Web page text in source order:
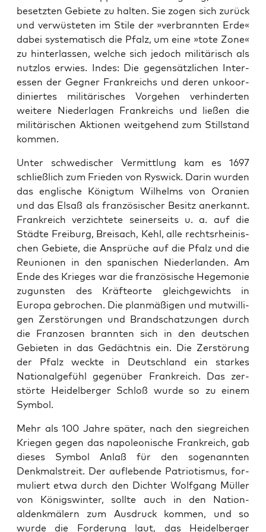
beset­zten Gebi­ete zu hal­ten. Sie zogen sich zurück
und ver­wüsteten im Stile der »ver­bran­nten Erde«
dabei sys­tem­a­tisch die Pfalz, um eine »tote Zone«
zu hin­ter­lassen, welche sich jedoch mil­itärisch als
nut­z­los erwies. Indes: Die gegen­sät­zlichen Inter­
essen der Geg­n­er Frankre­ichs und deren unko­or­
diniertes mil­itärisches Vorge­hen ver­hin­derten
weit­ere Nieder­la­gen Frankre­ichs und ließen die
mil­itärischen Aktio­nen weit­ge­hend zum Still­stand
kom­men.
Unter schwedis­ch­er Ver­mit­tlung kam es 1697
schließlich zum Frieden von Ryswick. Darin wur­den
das englis­che König­tum Wil­helms von Oranien
und das Elsaß als franzö­sis­ch­er Besitz anerkan­nt.
Frankre­ich verzichtete sein­er­seits u. a. auf die
Städte Freiburg, Breisach, Kehl, alle recht­srheinis­
chen Gebi­ete, die Ansprüche auf die Pfalz und die
Reunio­nen in den spanis­chen Nieder­lan­den. Am
Ende des Krieges war die franzö­sis­che Hege­monie
zugun­sten des Kräf­te­orte gle­ichgewichts in
Europa gebrochen. Die plan­mäßi­gen und mutwilli­
gen Zer­störun­gen und Brand­schatzun­gen durch
die Fran­zosen bran­nten sich in den deutschen
Gebi­eten in das Gedächt­nis ein. Die Zer­störung
der Pfalz weck­te in Deutsch­land ein starkes
Nation­al­ge­fühl gegenüber Frankre­ich. Das zer­
störte Hei­del­berg­er Schloß wurde so zu einem
Sym­bol.
Mehr als 100 Jahre später, nach den siegre­ichen
Kriegen gegen das napoleonis­che Frankre­ich, gab
dieses Sym­bol Anlaß für den soge­nan­nten
Denkmal­stre­it. Der auflebende Patri­o­tismus, for­
muliert etwa durch den Dichter Wolf­gang Müller
von Königswin­ter, sollte auch in den Nation­
aldenkmälern zum Aus­druck kom­men, und so
wurde die Forderung laut, das Hei­del­berg­er